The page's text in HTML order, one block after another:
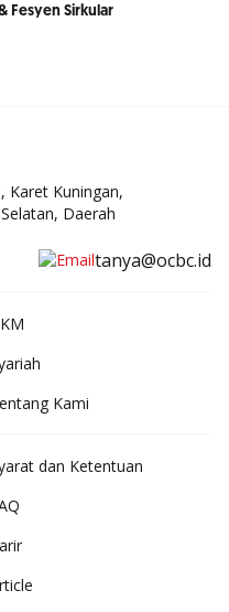
Fesyen Sirkular
Karet Kuningan,
Daerah
tanya@ocbc.id
Kami
dan Ketentuan